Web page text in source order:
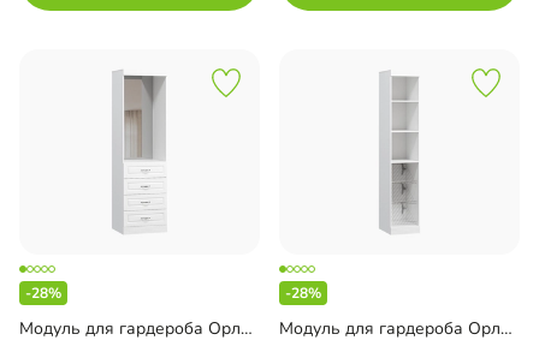
-28%
Модуль для гардероба Орлеан-9
-28%
Модуль для гардероба Орлеан-11